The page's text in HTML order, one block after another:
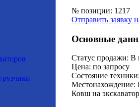
№ позиции: 1217
Отправить заявку
Основные
Статус продажи: В
Цена: по запросу
Состояние
Местонахождение:
Ковш на экскаватор